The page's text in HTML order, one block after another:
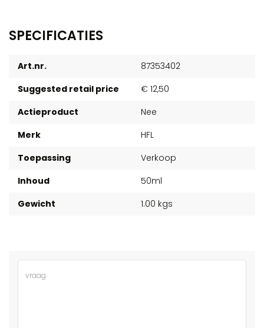
SPECIFICATIES
Art.nr.
87353402
Suggested retail price
€ 12,50
Actieproduct
Nee
Merk
HFL
Toepassing
Verkoop
Inhoud
50ml
Gewicht
1.00 kgs